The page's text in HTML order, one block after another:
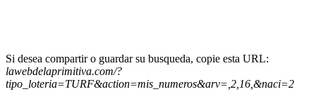
Si desea compartir o guardar su busqueda, copie esta URL:
lawebdelaprimitiva.com/?
tipo_loteria=TURF&action=mis_numeros&arv=,2,16,&naci=2